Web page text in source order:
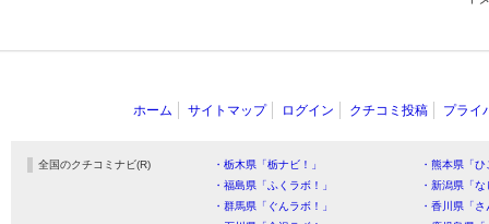
ホーム サイトマップ ログイン クチコミ投稿 プライ
全国のクチコミナビ(R) ・栃木県「栃ナビ！」
・熊本県「
・福島県「ふくラボ！」
・新潟県「
・群馬県「ぐんラボ！」
・香川県「